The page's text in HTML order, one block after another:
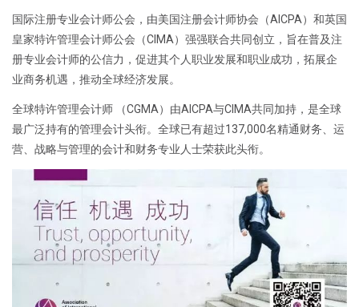
国际注册专业会计师公会，由美国注册会计师协会（AICPA）和英国
皇家特许管理会计师公会（CIMA）强强联合共同创立，旨在普及注
册专业会计师的公信力，促进其个人职业发展和职业成功，拓展企
业商务机遇，推动全球经济发展。
全球特许管理会计师 （CGMA）由AICPA与CIMA共同加持，是全球
最广泛持有的管理会计头衔。全球已有超过137,000名精通财务、运
营、战略与管理的会计和财务专业人士荣获此头衔。